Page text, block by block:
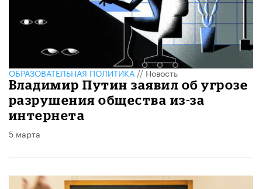
ОБРАЗОВАТЕЛЬНАЯ ПОЛИТИКА//Новость
Владимир Путин заявил об угрозе
разрушения общества из-за
интернета
5 марта